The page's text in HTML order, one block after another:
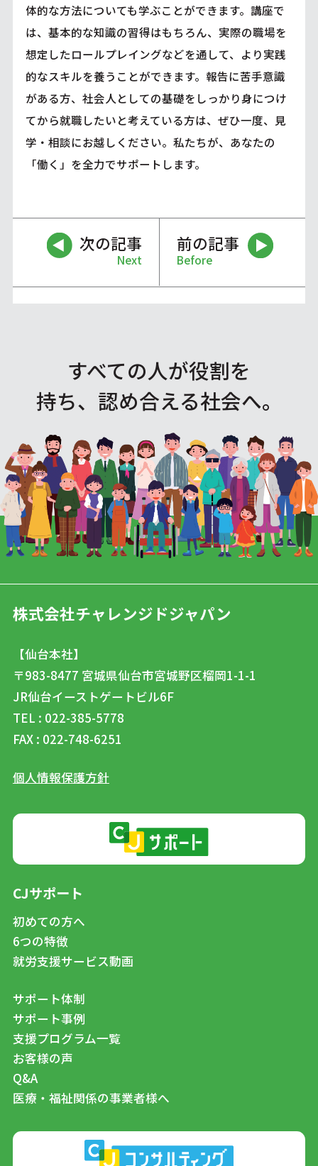
体的な方法についても学ぶことができます。講座で
は、基本的な知識の習得はもちろん、実際の職場を
想定したロールプレイングなどを通して、より実践
的なスキルを養うことができます。報告に苦手意識
がある方、社会人としての基礎をしっかり身につけ
てから就職したいと考えている方は、ぜひ一度、見
学・相談にお越しください。私たちが、あなたの
「働く」を全力でサポートします。
次の記事
Next
前の記事
Before
すべての人が役割を
持ち、認め合える社会へ。
株式会社チャレンジドジャパン
【仙台本社】
〒983-8477 宮城県仙台市宮城野区榴岡1-1-1
JR仙台イーストゲートビル6F
TEL : 022-385-5778
FAX : 022-748-6251
個人情報保護方針
CJサポート
初めての方へ
6つの特徴
就労支援サービス動画
サポート体制
サポート事例
支援プログラム一覧
お客様の声
Q&A
医療・福祉関係の事業者様へ